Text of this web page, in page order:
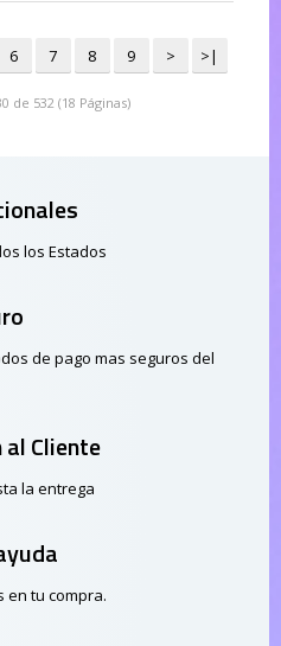
6 7 8 9 > >|
de 532 (18 Páginas)
los Estados
de pago mas seguros del
Cliente
la entrega
en tu compra.